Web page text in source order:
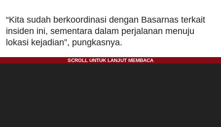
“Kita sudah berkoordinasi dengan Basarnas terkait
insiden ini, sementara dalam perjalanan menuju
lokasi kejadian”, pungkasnya.